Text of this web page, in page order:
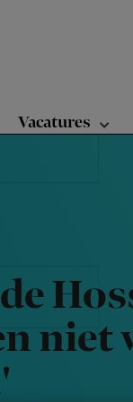
Vacatures
niet